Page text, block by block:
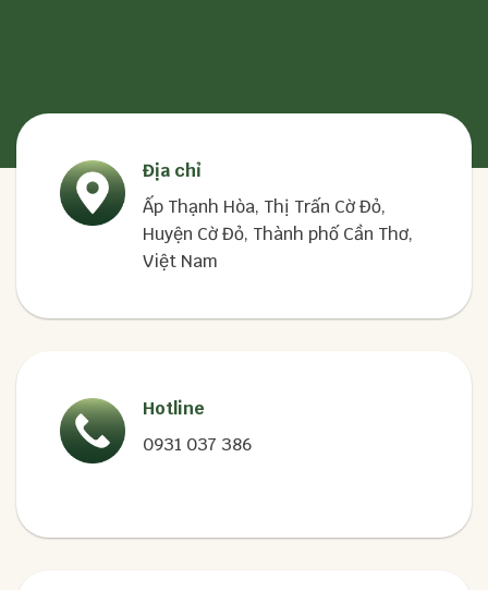
Địa chỉ
Ấp Thạnh Hòa, Thị Trấn Cờ Đỏ,
Huyện Cờ Đỏ, Thành phố Cần Thơ,
Việt Nam
Hotline
0931 037 386